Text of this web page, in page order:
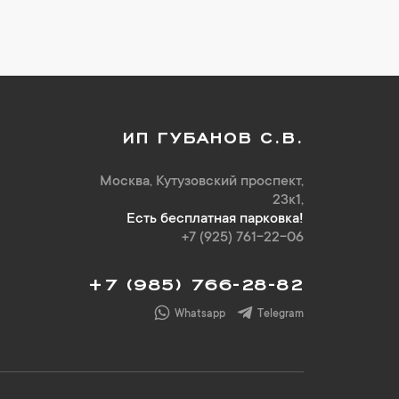
ИП ГУБАНОВ С.В.
Москва, Кутузовский проспект,
23к1,
Есть бесплатная парковка!
+7 (925) 761-22-06
+7 (985) 766-28-82
Whatsapp Telegram